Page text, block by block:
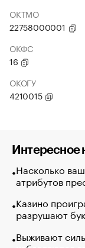
ОКТМО
22758000001
ОКФС
16
ОКОГУ
4210015
Интересное
Насколько
атрибутов
Казино
разрушают
Выживают